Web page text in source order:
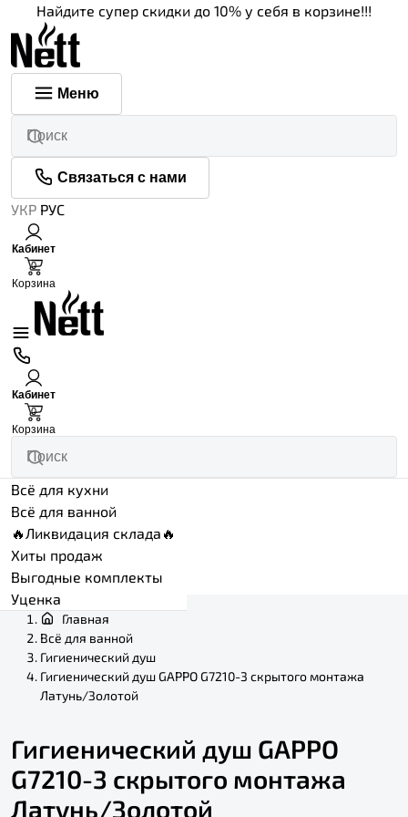
Найдите супер скидки до 10% у себя в корзине!!!
Меню
Связаться с нами
УКР РУС
Кабинет
0
Корзина
Кабинет
0
Корзина
Всё для кухни
Всё для ванной
🔥Ликвидация склада🔥
Хиты продаж
Выгодные комплекты
Уценка
Главная
Всё для ванной
Гигиенический душ
Гигиенический душ GAPPO G7210-3 скрытого монтажа
Латунь/Золотой
Гигиенический душ GAPPO
G7210-3 скрытого монтажа
Латунь/Золотой